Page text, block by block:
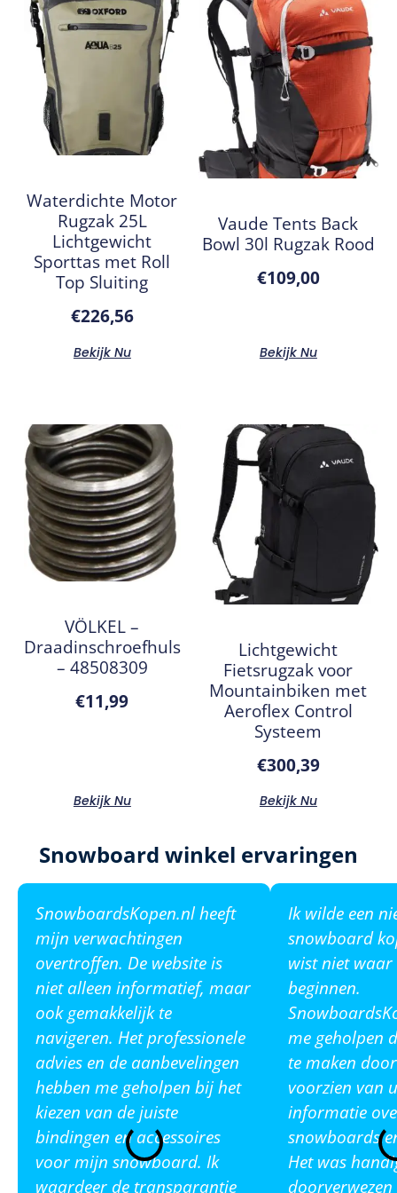
Waterdichte Motor
Rugzak 25L
Lichtgewicht
Sporttas met Roll
Top Sluiting
€226,56
Bekijk Nu
Vaude Tents Back
Bowl 30l Rugzak Rood
€109,00
Bekijk Nu
VÖLKEL –
Draadinschroefhuls
– 48508309
€11,99
Bekijk Nu
Lichtgewicht
Fietsrugzak voor
Mountainbiken met
Aeroflex Control
Systeem
€300,39
Bekijk Nu
Snowboard winkel ervaringen
SnowboardsKopen.nl heeft
mijn verwachtingen
overtroffen. De website is
niet alleen informatief, maar
ook gemakkelijk te
navigeren. Het professionele
advies en de aanbevelingen
hebben me geholpen bij het
kiezen van de juiste
bindingen en accessoires
voor mijn snowboard. Ik
waardeer de transparantie
Ik wilde een
snowboard
wist niet waar
beginnen.
me geholpen
te maken
voorzien van
informatie
snowboards
Het was